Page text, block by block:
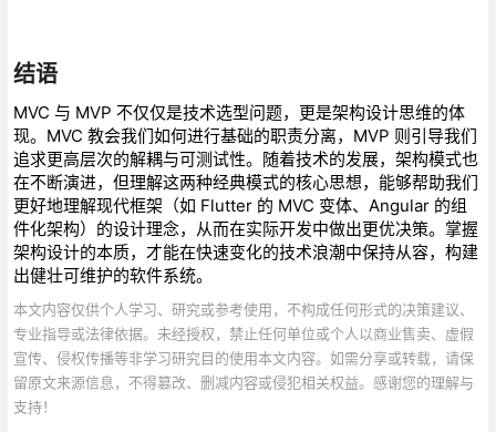
结语
MVC 与 MVP 不仅仅是技术选型问题，更是架构设计思维的体
现。MVC 教会我们如何进行基础的职责分离，MVP 则引导我们
追求更高层次的解耦与可测试性。随着技术的发展，架构模式也
在不断演进，但理解这两种经典模式的核心思想，能够帮助我们
更好地理解现代框架（如 Flutter 的 MVC 变体、Angular 的组
件化架构）的设计理念，从而在实际开发中做出更优决策。掌握
架构设计的本质，才能在快速变化的技术浪潮中保持从容，构建
出健壮可维护的软件系统。
本文内容仅供个人学习、研究或参考使用，不构成任何形式的决策建议、
专业指导或法律依据。未经授权，禁止任何单位或个人以商业售卖、虚假
宣传、侵权传播等非学习研究目的使用本文内容。如需分享或转载，请保
留原文来源信息，不得篡改、删减内容或侵犯相关权益。感谢您的理解与
支持！